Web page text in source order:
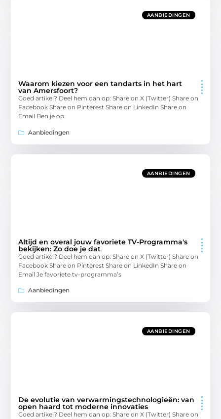
AANBIEDINGEN
Waarom kiezen voor een tandarts in het hart
van Amersfoort?
Goed artikel? Deel hem dan op: Share on X (Twitter) Share on
Facebook Share on Pinterest Share on LinkedIn Share on
Email Ben je op
Aanbiedingen
AANBIEDINGEN
Altijd en overal jouw favoriete TV-Programma's
bekijken: Zo doe je dat
Goed artikel? Deel hem dan op: Share on X (Twitter) Share on
Facebook Share on Pinterest Share on LinkedIn Share on
Email Je favoriete tv-programma’s
Aanbiedingen
AANBIEDINGEN
De evolutie van verwarmingstechnologieën: van
open haard tot moderne innovaties
Goed artikel? Deel hem dan op: Share on X (Twitter) Share on